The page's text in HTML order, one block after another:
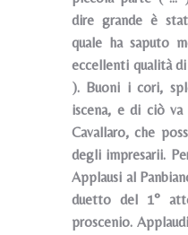
dire grande è
quale ha saputo
eccellenti qualità
). Buoni i cori,
iscena, e di ciò
Cavallaro, che
degli impresarii.
Applausi al
duetto del 1°
proscenio.